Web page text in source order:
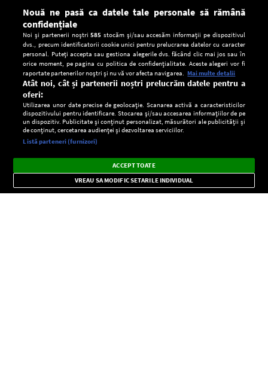
CONFIDENŢIALITATE
Setări:
Dark
Mode
Radio live, podcasturi, știri și alerte
importante.
×
Nouă ne pasă ca datele tale personale să rămână
confidențiale
Noi și partenerii noștri585 stocăm și/sau accesăm informații pe dispozitivul
dvs., precum identificatorii cookie unici pentru prelucrarea datelor cu caracter
personal. Puteți accepta sau gestiona alegerile dvs. făcând clic mai jos sau în
orice moment, pe pagina cu politica de confidențialitate. Aceste alegeri vor fi
raportate partenerilor noștri și nu vă vor afecta navigarea. Mai multe detalii
Atât noi, cât și partenerii noștri prelucrăm datele pentru a
oferi:
Utilizarea unor date precise de geolocație. Scanarea activă a caracteristicilor
dispozitivului pentru identificare. Stocarea și/sau accesarea informațiilor de pe
un dispozitiv. Publicitate și conținut personalizat, măsurători ale publicității și
de conținut, cercetarea audienței și dezvoltarea serviciilor.
Listă parteneri (furnizori)
ACCEPT TOATE
VREAU SA MODIFIC SETARILE INDIVIDUAL